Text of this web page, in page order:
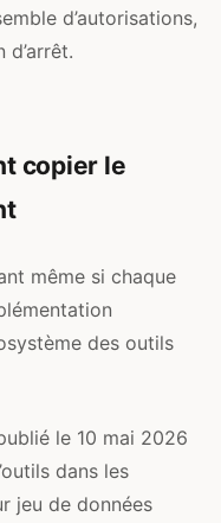
d’autorisations,
copier le
même si chaque
des outils
le 10 mai 2026
dans les
jeu de données